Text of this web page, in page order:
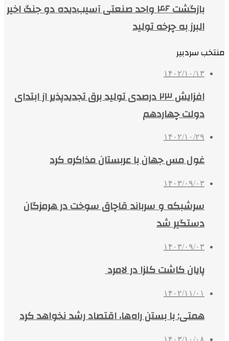
بازگشت ۴۶ واحد صنعتی آسیب‌دیده دو جنگ اخیر
البرز به چرخه تولید
منتخب سردبیر
۱۴۰۲/۱۰/۱۳
افزایش ۲۳ درصدی تولید برق تجدیدپذیر از ابتدای
دولت چهاردهم
۱۴۰۲/۱۰/۲۹
غول مس جهان با عربستان مذاکره کرد
۱۴۰۳/۰۹/۰۳
سرشبکه و سرباند قاچاق سوخت در هرمزگان
دستگیر شد
۱۴۰۳/۰۹/۰۳
پایان کاشت کلزا در لامرد
۱۴۰۲/۱۱/۰۱
همتی: با بستن راه‌ها، اقتصاد رشد نخواهد کرد
۱۴۰۳/۱۰/۰۸